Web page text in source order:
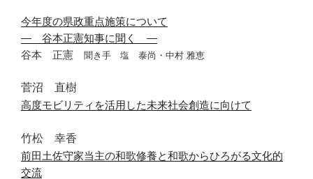
今年度の県政重点施策について
― 谷本正憲知事に聞く ―
谷本 正憲
聞き手 塩 泰尚・中村 雅恵
菅沼 直樹
高度モビリティを活用した未来社会創造に向けて
竹松 幸香
前田土佐守家当主の和歌修養と和歌からひろがる文化的
交流